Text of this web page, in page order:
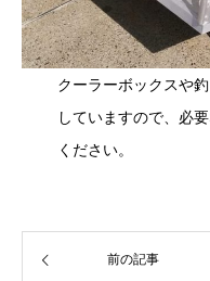
クーラーボックスや
していますので、必
ください。
前の記事